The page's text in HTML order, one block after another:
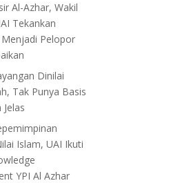
Al-Azhar, Wakil
Tekankan
Pelopor
Dinilai
Tak Punya Basis
Islam, UAI Ikuti
YPI Al Azhar